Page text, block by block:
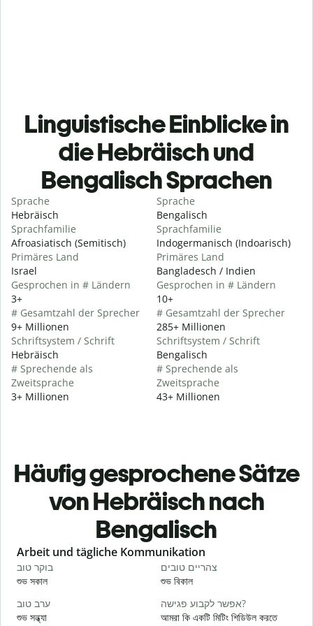
Linguistische Einblicke in
die Hebräisch und
Bengalisch Sprachen
Sprache
Hebräisch
Sprachfamilie
Afroasiatisch (Semitisch)
Primäres Land
Israel
Gesprochen in # Ländern
3+
# Gesamtzahl der Sprecher
9+ Millionen
Schriftsystem / Schrift
Hebräisch
# Sprechende als
Zweitsprache
3+ Millionen
Sprache
Bengalisch
Sprachfamilie
Indogermanisch (Indoarisch)
Primäres Land
Bangladesch / Indien
Gesprochen in # Ländern
10+
# Gesamtzahl der Sprecher
285+ Millionen
Schriftsystem / Schrift
Bengalisch
# Sprechende als
Zweitsprache
43+ Millionen
Häufig gesprochene Sätze
von Hebräisch nach
Bengalisch
Slide 1 of 6
Arbeit und tägliche Kommunikation
בוקר טוב
শুভ সকাল
צהריים טובים
শুভ বিকাল
ערב טוב
শুভ সন্ধ্যা
אפשר לקבוע פגישה?
আমরা কি একটি মিটিং শিডিউল করতে